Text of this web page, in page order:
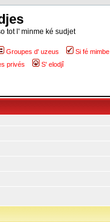
tot l' minme ké sudjet
Groupes d' uzeus
Si fé mimbe
privés S' elodjî